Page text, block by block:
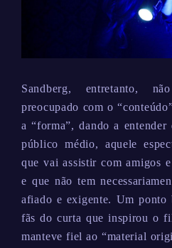
Sandberg, entretanto,
preocupado com o
a “forma”, dando a
público médio, aquele
que vai assistir com amigos
e que não tem
afiado e exigente. Um ponto
fãs do curta que inspirou o
manteve fiel ao “material